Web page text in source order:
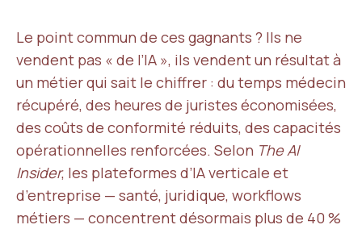
Le point commun de ces gagnants ? Ils ne
vendent pas « de l’IA », ils vendent un résultat à
un métier qui sait le chiffrer : du temps médecin
récupéré, des heures de juristes économisées,
des coûts de conformité réduits, des capacités
opérationnelles renforcées. Selon The AI
Insider, les plateformes d’IA verticale et
d’entreprise — santé, juridique, workflows
métiers — concentrent désormais plus de 40 %